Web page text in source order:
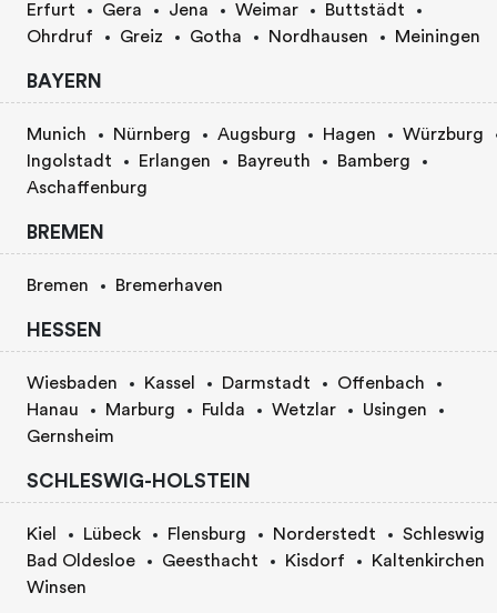
Erfurt Gera Jena Weimar
Buttstädt
Ohrdruf
Greiz Gotha Nordhausen Meiningen
BAYERN
Munich Nürnberg Augsburg Hagen
Würzburg
Ingolstadt
Erlangen Bayreuth
Bamberg
Aschaffenburg
BREMEN
Bremen Bremerhaven
HESSEN
Wiesbaden Kassel Darmstadt
Offenbach
Hanau
Marburg Fulda Wetzlar
Usingen
Gernsheim
SCHLESWIG-HOLSTEIN
Kiel Lübeck Flensburg Norderstedt
Schleswig
Bad Oldesloe
Geesthacht Kisdorf
Kaltenkirchen
Winsen